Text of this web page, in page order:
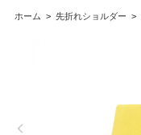
ホーム > 先折れショルダー >